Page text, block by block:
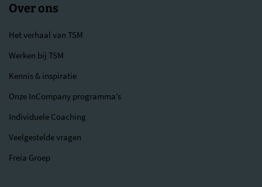
Over ons
Het verhaal van TSM
Werken bij TSM
Kennis & inspiratie
Onze InCompany programma’s
Individuele Coaching
Veelgestelde vragen
Freia Groep